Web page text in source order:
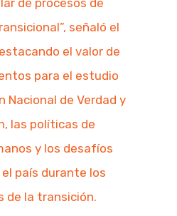
señaló el
el valor de
para el estudio
Nacional de Verdad y
las políticas de
y los desafíos
país durante los
de la transición.